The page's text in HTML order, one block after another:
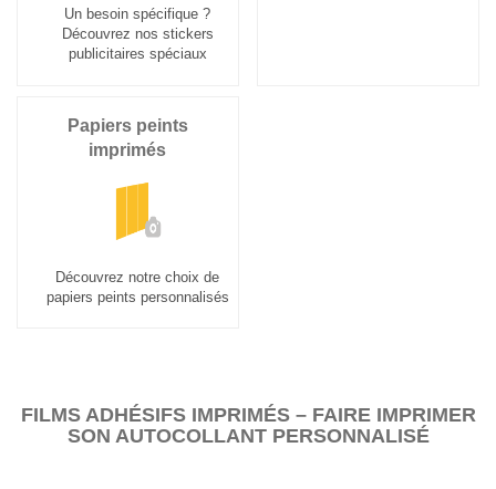
Un besoin spécifique ?
Découvrez nos stickers
publicitaires spéciaux
Papiers peints
imprimés
Découvrez notre choix de
papiers peints personnalisés
FILMS ADHÉSIFS IMPRIMÉS – FAIRE IMPRIMER
SON AUTOCOLLANT PERSONNALISÉ